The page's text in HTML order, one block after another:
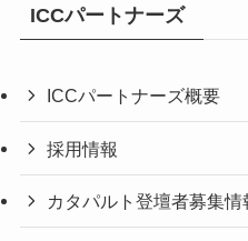
ICCパートナーズ
ICCパートナーズ概要
採用情報
カタパルト登壇者募集情